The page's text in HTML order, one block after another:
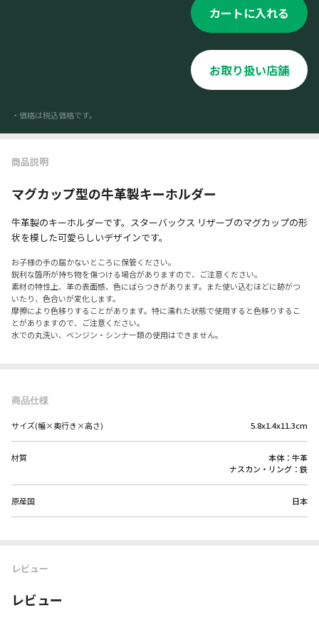
カートに入れる
お取り扱い店舗
・価格は税込価格です。
商品説明
マグカップ型の牛革製キーホルダー
牛革製のキーホルダーです。スターバックス リザーブのマグカップの形
状を模した可愛らしいデザインです。
お子様の手の届かないところに保管ください。
鋭利な箇所が持ち物を傷つける場合がありますので、ご注意ください。
素材の特性上、革の表面感、色にばらつきがあります。また使い込むほどに跡がつ
いたり、色合いが変化します。
摩擦により色移りすることがあります。特に濡れた状態で使用すると色移りするこ
とがありますので、ご注意ください。
水での丸洗い、ベンジン・シンナー類の使用はできません。
商品仕様
サイズ(幅×奥行き×高さ) 5.8x1.4x11.3cm
材質
本体：牛革
ナスカン・リング：鉄
原産国 日本
レビュー
レビュー